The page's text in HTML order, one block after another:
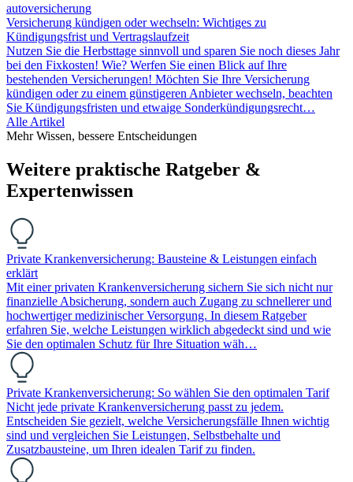
autoversicherung
Versicherung kündigen oder wechseln: Wichtiges zu
Kündigungsfrist und Vertragslaufzeit
Nutzen Sie die Herbsttage sinnvoll und sparen Sie noch dieses Jahr
bei den Fixkosten! Wie? Werfen Sie einen Blick auf Ihre
bestehenden Versicherungen! Möchten Sie Ihre Versicherung
kündigen oder zu einem günstigeren Anbieter wechseln, beachten
Sie Kündigungsfristen und etwaige Sonderkündigungsrecht…
Alle Artikel
Mehr Wissen, bessere Entscheidungen
Weitere praktische Ratgeber &
Expertenwissen
Private Krankenversicherung: Bausteine & Leistungen einfach
erklärt
Mit einer privaten Krankenversicherung sichern Sie sich nicht nur
finanzielle Absicherung, sondern auch Zugang zu schnellerer und
hochwertiger medizinischer Versorgung. In diesem Ratgeber
erfahren Sie, welche Leistungen wirklich abgedeckt sind und wie
Sie den optimalen Schutz für Ihre Situation wäh…
Private Krankenversicherung: So wählen Sie den optimalen Tarif
Nicht jede private Krankenversicherung passt zu jedem.
Entscheiden Sie gezielt, welche Versicherungsfälle Ihnen wichtig
sind und vergleichen Sie Leistungen, Selbstbehalte und
Zusatzbausteine, um Ihren idealen Tarif zu finden.